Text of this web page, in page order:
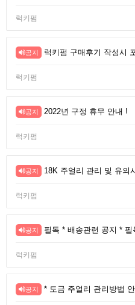
럭키펌
공지 럭키펌 구매후기 작성시
럭키펌
공지 2022년 구정 휴무 안내 !
럭키펌
공지 18K 주얼리 관리 및 유의
럭키펌
공지 필독 * 배송관련 공지 * 필
럭키펌
공지 * 도금 주얼리 관리방법